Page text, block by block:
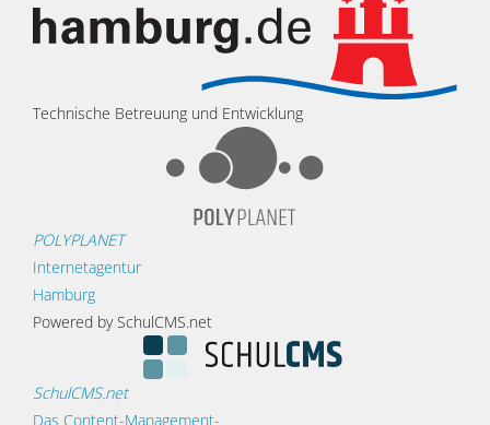
Technische Betreuung und Entwicklung
POLYPLANET
Internetagentur
Hamburg
Powered by SchulCMS.net
SchulCMS.net
Das Content-Management-